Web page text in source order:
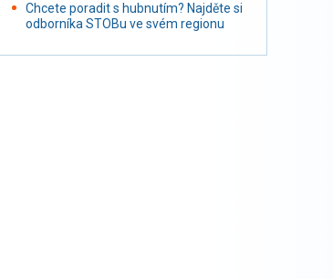
Chcete poradit s hubnutím? Najděte si
odborníka STOBu ve svém regionu